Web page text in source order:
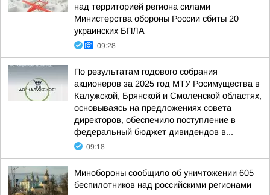
над территорией региона силами
Министерства обороны России сбиты 20
украинских БПЛА
09:28
По результатам годового собрания
акционеров за 2025 год МТУ Росимущества в
Калужской, Брянской и Смоленской областях,
основываясь на предложениях совета
директоров, обеспечило поступление в
федеральный бюджет дивидендов в...
09:18
Минобороны сообщило об уничтожении 605
беспилотников над российскими регионами